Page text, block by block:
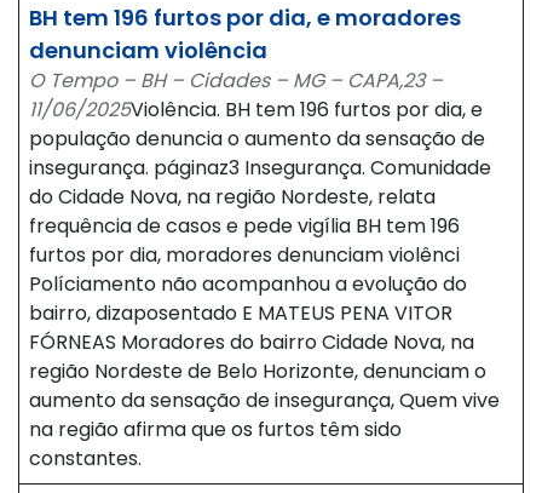
BH tem 196 furtos por dia, e moradores
denunciam violência
O Tempo – BH – Cidades – MG – CAPA,23 –
11/06/2025Violência. BH tem 196 furtos por dia, e
população denuncia o aumento da sensação de
insegurança. páginaz3 Insegurança. Comunidade
do Cidade Nova, na região Nordeste, relata
frequência de casos e pede vigília BH tem 196
furtos por dia, moradores denunciam violênci
Políciamento não acompanhou a evolução do
bairro, dizaposentado E MATEUS PENA VITOR
FÓRNEAS Moradores do bairro Cidade Nova, na
região Nordeste de Belo Horizonte, denunciam o
aumento da sensação de insegurança, Quem vive
na região afirma que os furtos têm sido
constantes.